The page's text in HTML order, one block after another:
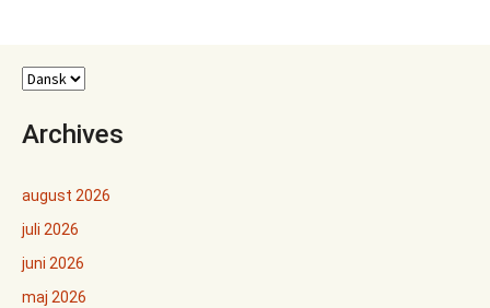
Archives
august 2026
juli 2026
juni 2026
maj 2026